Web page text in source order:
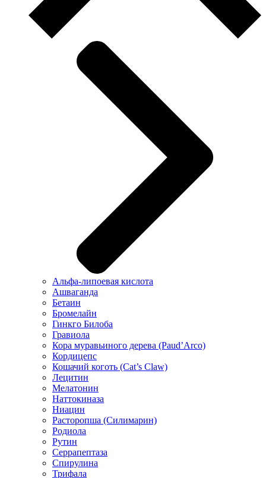
Альфа-липоевая кислота
Ашваганда
Бетаин
Бромелайн
Гинкго Билоба
Гравиола
Кора муравьиного дерева (Paud’Arco)
Кордицепс
Кошачий коготь (Cat’s Claw)
Лецитин
Мелатонин
Наттокиназа
Ниацин
Расторопша (Силимарин)
Родиола
Рутин
Серрапептаза
Спирулина
Трифала